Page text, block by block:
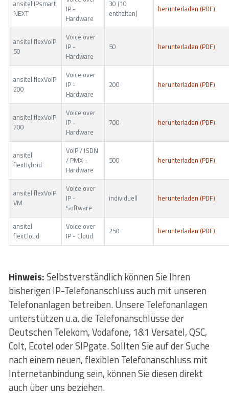
ansitel IPsmart
NEXT
IP -
Hardware
30 (10
enthalten)
herunterladen (PDF)
ansitel flexVoIP
50
Voice over
IP -
Hardware
50 herunterladen (PDF)
ansitel flexVoIP
200
Voice over
IP -
Hardware
200 herunterladen (PDF)
ansitel flexVoIP
700
Voice over
IP -
Hardware
700 herunterladen (PDF)
ansitel
flexHybrid
VoIP / ISDN
/ PMX -
Hardware
500 herunterladen (PDF)
ansitel flexVoIP
VM
Voice over
IP -
Software
individuell herunterladen (PDF)
ansitel
flexCloud
Voice over
IP - Cloud
250 herunterladen (PDF)
Hinweis:Selbstverständlich können Sie Ihren
bisherigen IP-Telefonanschluss auch mit unseren
Telefonanlagen betreiben. Unsere Telefonanlagen
unterstützen u.a. die Telefonanschlüsse der
Deutschen Telekom, Vodafone, 1&1 Versatel, QSC,
Colt, Ecotel oder SIPgate. Sollten Sie auf der Suche
nach einem neuen, flexiblen Telefonanschluss mit
Internetanbindung sein, können Sie diesen direkt
auch über uns beziehen.